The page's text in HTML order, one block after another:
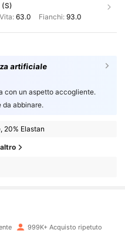
(S)
Vita: 63.0 Fianchi: 93.0
artificiale
con un aspetto accogliente.
da abbinare.
20% Elastan
999K+ Acquisto ripetuto